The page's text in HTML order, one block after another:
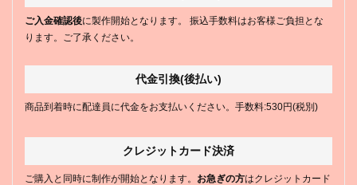
ご入金確認後に製作開始となります。 振込手数料はお客様ご負担とな
ります。ご了承ください。
代金引換(後払い)
商品到着時に配達員に代金をお支払いください。手数料:530円(税別)
クレジットカード決済
ご購入と同時に制作が開始となります。 お急ぎの方はクレジットカード